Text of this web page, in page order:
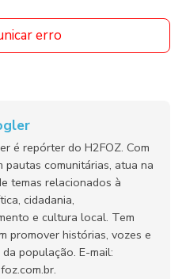
erro
é repórter do H2FOZ. Com
pautas comunitárias, atua na
temas relacionados à
cidadania,
e cultura local. Tem
promover histórias, vozes e
população. E-mail: